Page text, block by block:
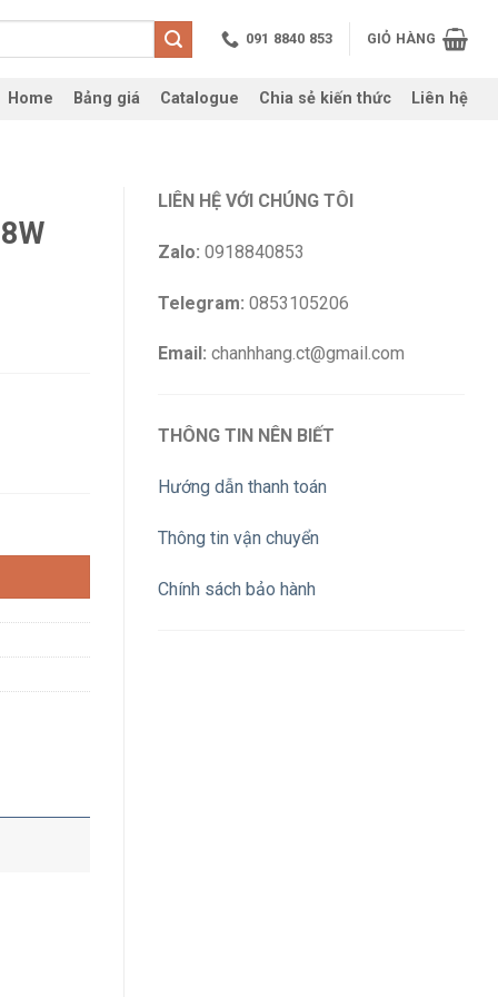
091 8840 853 GIỎ HÀNG
Home Bảng giá Catalogue Chia sẻ kiến thức Liên hệ
LIÊN HỆ VỚI CHÚNG TÔI
Zalo: 0918840853
Telegram: 0853105206
Email: chanhhang.ct@gmail.com
THÔNG TIN NÊN BIẾT
Hướng dẫn thanh toán
Thông tin vận chuyển
Chính sách bảo hành